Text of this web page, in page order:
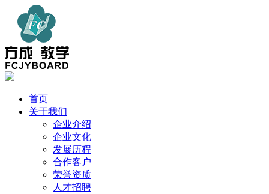
首页
关于我们
企业介绍
企业文化
发展历程
合作客户
荣誉资质
人才招聘